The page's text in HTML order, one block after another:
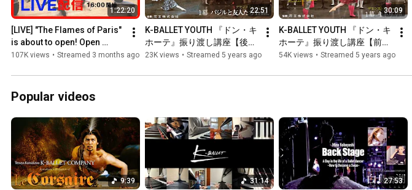
1:22:20
[LIVE] "The Flames of Paris"
is about to open! Open
rehearsal with commentary
107K views • Streamed 3 months ago
22:51
K-BALLET YOUTH 『ドン・キ
ホーテ』振り渡し講座【後
編】
23K views • Streamed 5 years ago
30:09
K-BALLET YOUTH 『ドン・キ
ホーテ』振り渡し講座【前
編】
54K views • Streamed 5 years ago
Popular videos
9:39 31:14 27:53